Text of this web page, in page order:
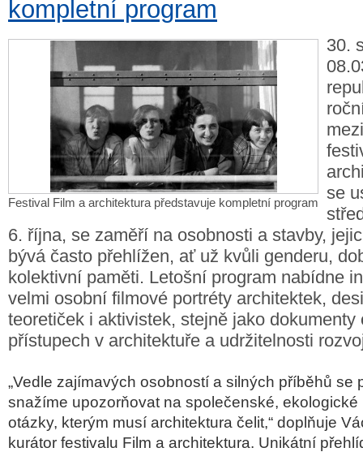
kompletní program
Festival Film a architektura představuje kompletní program
30.
se
6. října, se zaměří na osobnosti a stavby,
bývá často přehlížen, ať už kvůli genderu,
kolektivní paměti. Letošní program nabídne
velmi osobní filmové portréty architektek,
teoretiček i aktivistek, stejně jako dokumenty
přístupech v architektuře a udržitelnosti
„Vedle zajímavých osobností a silných příběhů se
snažíme upozorňovat na společenské, ekologické
otázky, kterým musí architektura čelit,“ doplňuje V
kurátor festivalu Film a architektura. Unikátní přehl